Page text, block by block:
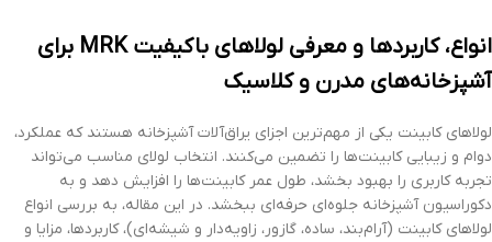
انواع، کاربردها و معرفی لولاهای باکیفیت MRK برای
آشپزخانه‌های مدرن و کلاسیک
لولاهای کابینت یکی از مهم‌ترین اجزای یراق‌آلات آشپزخانه هستند که عملکرد،
دوام و زیبایی کابینت‌ها را تضمین می‌کنند. انتخاب لولای مناسب می‌تواند
تجربه کاربری را بهبود بخشد، طول عمر کابینت‌ها را افزایش دهد و به
دکوراسیون آشپزخانه جلوه‌ای حرفه‌ای ببخشد. در این مقاله، به بررسی انواع
لولاهای کابینت (آرام‌بند، ساده، گازور، زاویه‌دار و شیشه‌ای)، کاربردها، مزایا و